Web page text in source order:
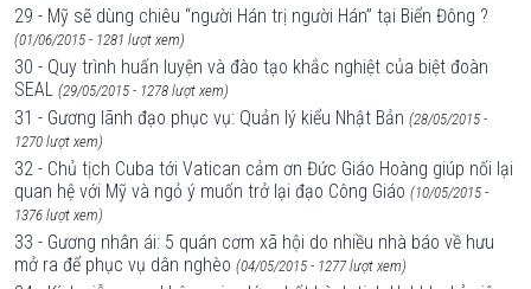
29 - Mỹ sẽ dùng chiêu “người Hán trị người Hán” tại Biển Đông ?
(01/06/2015 - 1281 lượt xem)
30 - Quy trình huấn luyện và đào tạo khắc nghiệt của biệt đoàn
SEAL (29/05/2015 - 1278 lượt xem)
31 - Gương lãnh đạo phục vụ: Quản lý kiểu Nhật Bản (28/05/2015 -
1270 lượt xem)
32 - Chủ tịch Cuba tới Vatican cảm ơn Đức Giáo Hoàng giúp nối lại
quan hệ với Mỹ và ngỏ ý muốn trở lại đạo Công Giáo (10/05/2015 -
1376 lượt xem)
33 - Gương nhân ái: 5 quán cơm xã hội do nhiều nhà báo về hưu
mở ra để phục vụ dân nghèo (04/05/2015 - 1277 lượt xem)